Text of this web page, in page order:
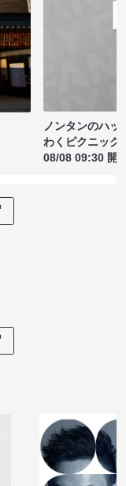
ノンタンのハッ
わくピクニック
08/08 09:30 開